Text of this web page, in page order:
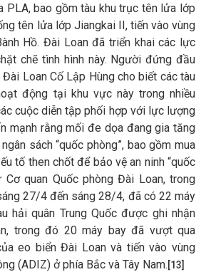
PLA, bao gồm tàu khu trục tên lửa lớp
tên lửa lớp Jiangkai II, tiến vào vùng
Hồ. Đài Loan đã triển khai các lực
chẽ tình hình này. Người đứng đầu
Đài Loan Cố Lập Hùng cho biết các tàu
động tại khu vực này trong nhiều
cuộc diễn tập phối hợp với lực lượng
mạnh rằng mối đe dọa đang gia tăng
sách “quốc phòng”, bao gồm mua
tố then chốt để bảo vệ an ninh “quốc
Cơ quan Quốc phòng Đài Loan, trong
27/4 đến sáng 28/4, đã có 22 máy
hải quân Trung Quốc được ghi nhận
trong đó 20 máy bay đã vượt qua
eo biển Đài Loan và tiến vào vùng
(ADIZ) ở phía Bắc và Tây Nam. [13]